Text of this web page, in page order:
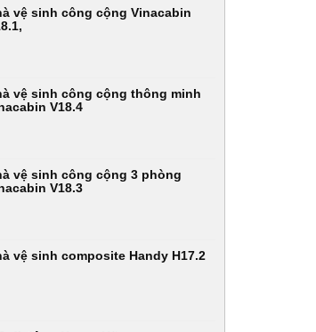
vệ sinh công cộng Vinacabin
vệ sinh công cộng thông minh
V18.4
vệ sinh công cộng 3 phòng
V18.3
vệ sinh composite Handy H17.2